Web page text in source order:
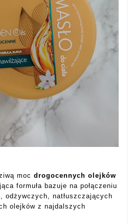
mocdrogocennych olejków
formuła bazuje na połączeniu
odżywczych, natłuszczających
olejków z najdalszych